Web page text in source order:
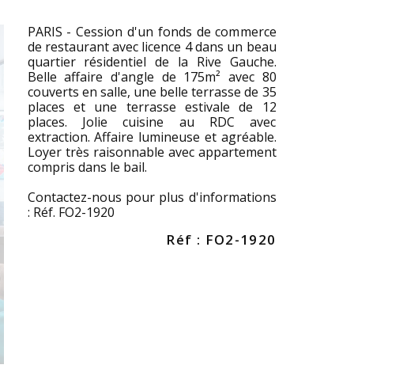
PARIS - Cession d'un fonds de commerce
de restaurant avec licence 4 dans un beau
quartier résidentiel de la Rive Gauche.
Belle affaire d'angle de 175m² avec 80
couverts en salle, une belle terrasse de 35
places et une terrasse estivale de 12
places. Jolie cuisine au RDC avec
extraction. Affaire lumineuse et agréable.
Loyer très raisonnable avec appartement
compris dans le bail.
Contactez-nous pour plus d'informations
: Réf. FO2-1920
Réf : FO2-1920